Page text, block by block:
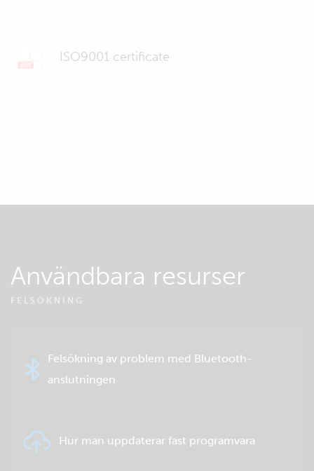
ISO9001 certificate
Användbara resurser
FELSÖKNING
Felsökning av problem med Bluetooth-
anslutningen
Hur man uppdaterar fast programvara